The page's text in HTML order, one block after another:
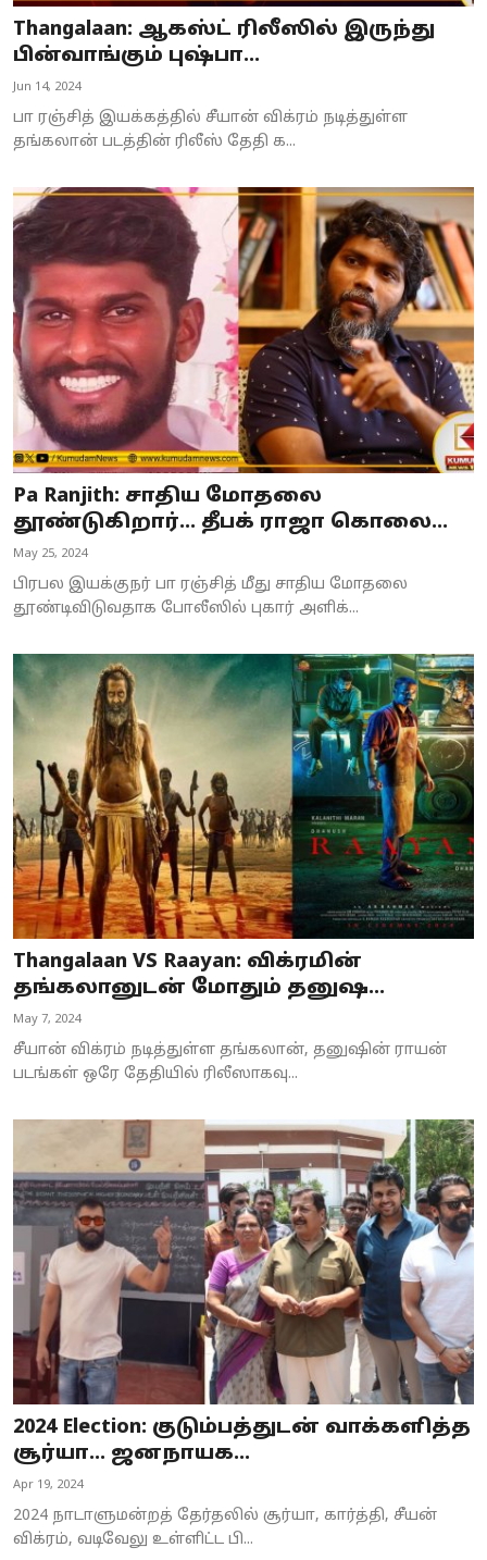
Thangalaan: ஆகஸ்ட் ரிலீஸில் இருந்து
பின்வாங்கும் புஷ்பா...
Jun 14, 2024
பா ரஞ்சித் இயக்கத்தில் சீயான் விக்ரம் நடித்துள்ள
தங்கலான் படத்தின் ரிலீஸ் தேதி க...
Pa Ranjith: சாதிய மோதலை
தூண்டுகிறார்... தீபக் ராஜா கொலை...
May 25, 2024
பிரபல இயக்குநர் பா ரஞ்சித் மீது சாதிய மோதலை
தூண்டிவிடுவதாக போலீஸில் புகார் அளிக்...
Thangalaan VS Raayan: விக்ரமின்
தங்கலானுடன் மோதும் தனுஷ...
May 7, 2024
சீயான் விக்ரம் நடித்துள்ள தங்கலான், தனுஷின் ராயன்
படங்கள் ஒரே தேதியில் ரிலீஸாகவு...
2024 Election: குடும்பத்துடன் வாக்களித்த
சூர்யா… ஜனநாயக...
Apr 19, 2024
2024 நாடாளுமன்றத் தேர்தலில் சூர்யா, கார்த்தி, சீயன்
விக்ரம், வடிவேலு உள்ளிட்ட பி...